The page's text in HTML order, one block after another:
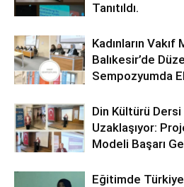
Tanıtıldı.
Kadınların
Balıkesir’de
Sempozyumda
Din Kültürü
Uzaklaşıyor:
Modeli Başarı
Eğitimde Türkiye